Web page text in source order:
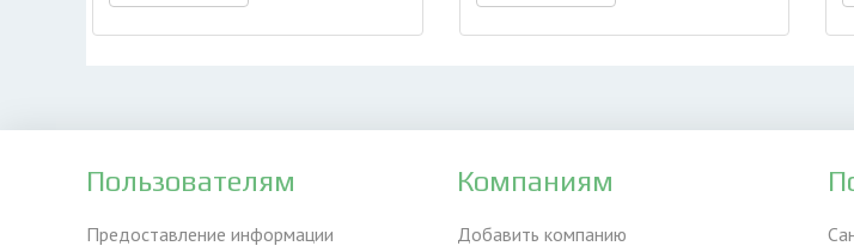
Пользователям
Предоставление информации
Компаниям
Добавить компанию